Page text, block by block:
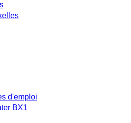
d'emploi
BX1